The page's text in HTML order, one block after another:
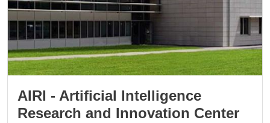
AIRI - Artificial Intelligence
Research and Innovation Center